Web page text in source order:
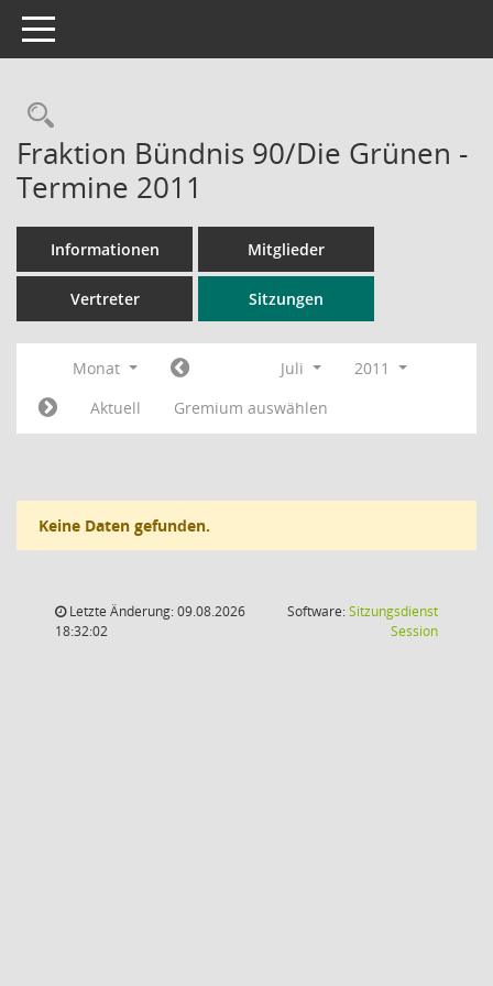
Toggle navigation
Rechercheauswahl
Fraktion Bündnis 90/Die Grünen -
Termine 2011
Informationen Mitglieder
Vertreter Sitzungen
Monat Juli
2011
Aktuell
Gremium auswählen
Keine Daten gefunden.
Letzte Änderung: 09.08.2026
18:32:02
Software:Sitzungsdienst
Session(Wird in